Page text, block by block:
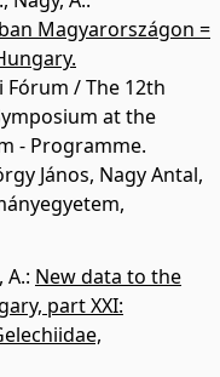
Magyarországon =
Fórum / The 12th
at the
- Programme.
János, Nagy Antal,
A.: New data to the
part XXI: